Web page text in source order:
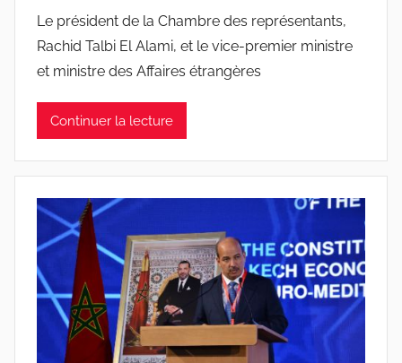
Le président de la Chambre des représentants,
Rachid Talbi El Alami, et le vice-premier ministre
et ministre des Affaires étrangères
Continuer la lecture